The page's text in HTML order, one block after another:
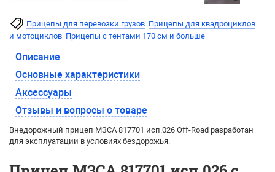
Прицепы для перевозки грузов Прицепы для квадроциклов
и мотоциклов Прицепы с тентами 170 см и больше
Описание
Основные характеристики
Аксессуары
Отзывы и вопросы о товаре
Внедорожный прицеп МЗСА 817701 исп.026 Off-Road разработан
для эксплуатации в условиях бездорожья.